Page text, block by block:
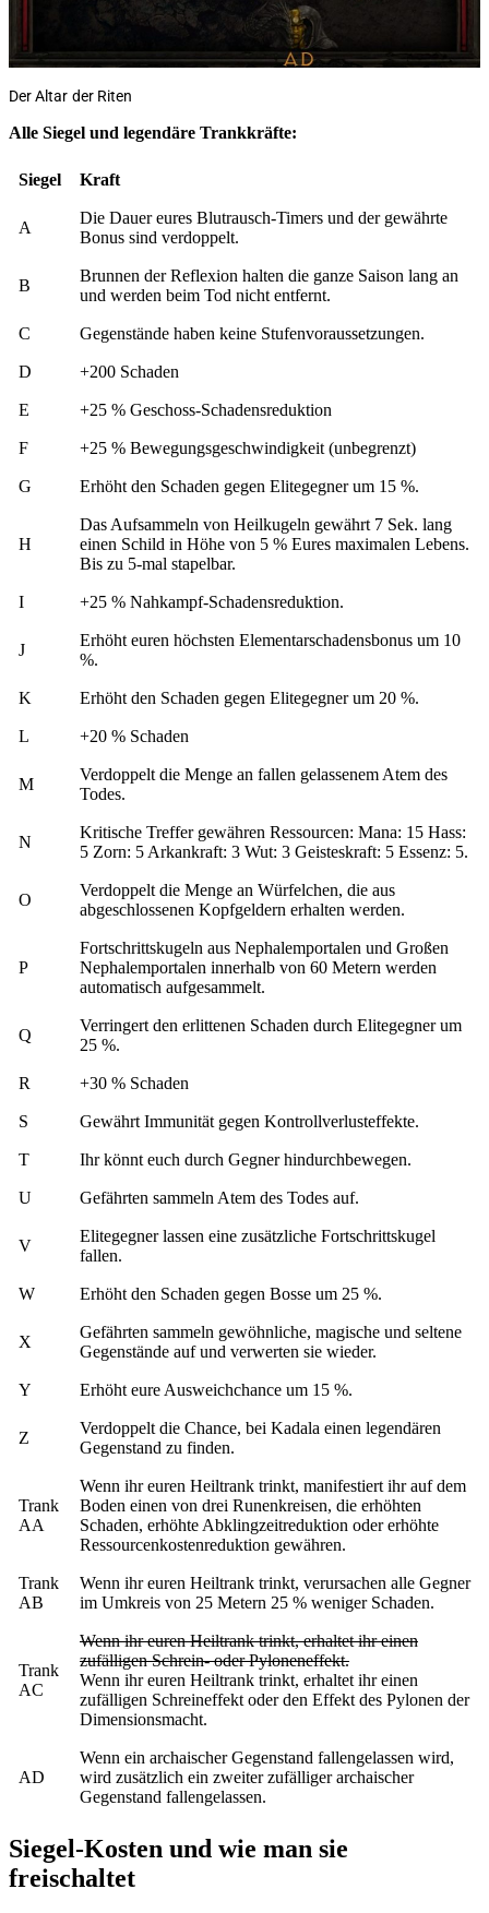
Der Altar der Riten
Alle Siegel und legendäre Trankkräfte:
Siegel Kraft
A
Die Dauer eures Blutrausch-Timers und der gewährte
Bonus sind verdoppelt.
B
Brunnen der Reflexion halten die ganze Saison lang an
und werden beim Tod nicht entfernt.
C Gegenstände haben keine Stufenvoraussetzungen.
D +200 Schaden
E +25 % Geschoss-Schadensreduktion
F +25 % Bewegungsgeschwindigkeit (unbegrenzt)
G Erhöht den Schaden gegen Elitegegner um 15 %.
H
Das Aufsammeln von Heilkugeln gewährt 7 Sek. lang
einen Schild in Höhe von 5 % Eures maximalen Lebens.
Bis zu 5-mal stapelbar.
I +25 % Nahkampf-Schadensreduktion.
J
Erhöht euren höchsten Elementarschadensbonus um 10
%.
K Erhöht den Schaden gegen Elitegegner um 20 %.
L +20 % Schaden
M
Verdoppelt die Menge an fallen gelassenem Atem des
Todes.
N
Kritische Treffer gewähren Ressourcen: Mana: 15 Hass:
5 Zorn: 5 Arkankraft: 3 Wut: 3 Geisteskraft: 5 Essenz: 5.
O
Verdoppelt die Menge an Würfelchen, die aus
abgeschlossenen Kopfgeldern erhalten werden.
P
Fortschrittskugeln aus Nephalemportalen und Großen
Nephalemportalen innerhalb von 60 Metern werden
automatisch aufgesammelt.
Q
Verringert den erlittenen Schaden durch Elitegegner um
25 %.
R +30 % Schaden
S Gewährt Immunität gegen Kontrollverlusteffekte.
T Ihr könnt euch durch Gegner hindurchbewegen.
U Gefährten sammeln Atem des Todes auf.
V
Elitegegner lassen eine zusätzliche Fortschrittskugel
fallen.
W Erhöht den Schaden gegen Bosse um 25 %.
X
Gefährten sammeln gewöhnliche, magische und seltene
Gegenstände auf und verwerten sie wieder.
Y Erhöht eure Ausweichchance um 15 %.
Z
Verdoppelt die Chance, bei Kadala einen legendären
Gegenstand zu finden.
Trank
AA
Wenn ihr euren Heiltrank trinkt, manifestiert ihr auf dem
Boden einen von drei Runenkreisen, die erhöhten
Schaden, erhöhte Abklingzeitreduktion oder erhöhte
Ressourcenkostenreduktion gewähren.
Trank
AB
Wenn ihr euren Heiltrank trinkt, verursachen alle Gegner
im Umkreis von 25 Metern 25 % weniger Schaden.
Trank
AC
Wenn ihr euren Heiltrank trinkt, erhaltet ihr einen
zufälligen Schrein- oder Pyloneneffekt.
Wenn ihr euren Heiltrank trinkt, erhaltet ihr einen
zufälligen Schreineffekt oder den Effekt des Pylonen der
Dimensionsmacht.
AD
Wenn ein archaischer Gegenstand fallengelassen wird,
wird zusätzlich ein zweiter zufälliger archaischer
Gegenstand fallengelassen.
Siegel-Kosten und wie man sie
freischaltet